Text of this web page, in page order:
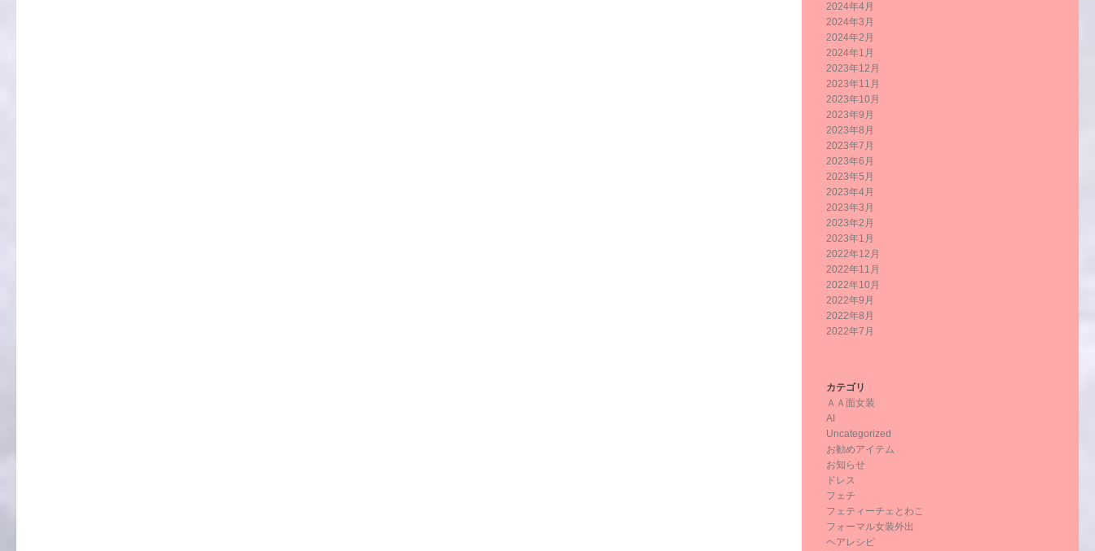
2024年4月
2024年3月
2024年2月
2024年1月
2023年12月
2023年11月
2023年10月
2023年9月
2023年8月
2023年7月
2023年6月
2023年5月
2023年4月
2023年3月
2023年2月
2023年1月
2022年12月
2022年11月
2022年10月
2022年9月
2022年8月
2022年7月
カテゴリ
ＡＡ面女装
AI
Uncategorized
お勧めアイテム
お知らせ
ドレス
フェチ
フェティーチェとわこ
フォーマル女装外出
ヘアレシピ